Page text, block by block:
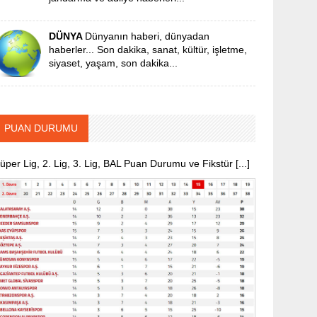
DÜNYA Dünyanın haberi, dünyadan
haberler... Son dakika, sanat, kültür, işletme,
siyaset, yaşam, son dakika...
PUAN DURUMU
Lig, 2. Lig, 3. Lig, BAL Puan Durumu ve Fikstür [...]